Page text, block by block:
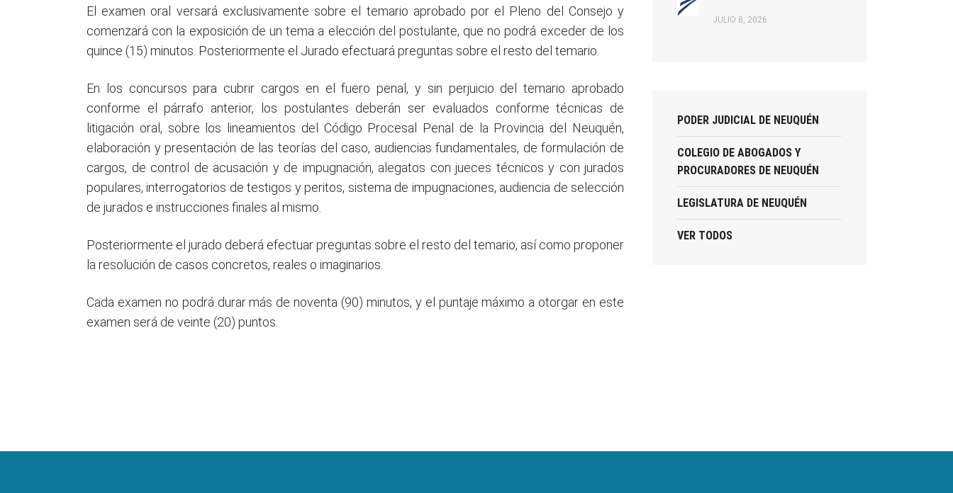
El examen oral versará exclusivamente sobre el temario aprobado por el Pleno del Consejo y
comenzará con la exposición de un tema a elección del postulante, que no podrá exceder de los
quince (15) minutos. Posteriormente el Jurado efectuará preguntas sobre el resto del temario.
En los concursos para cubrir cargos en el fuero penal, y sin perjuicio del temario aprobado
conforme el párrafo anterior, los postulantes deberán ser evaluados conforme técnicas de
litigación oral, sobre los lineamientos del Código Procesal Penal de la Provincia del Neuquén,
elaboración y presentación de las teorías del caso, audiencias fundamentales, de formulación de
cargos, de control de acusación y de impugnación, alegatos con jueces técnicos y con jurados
populares, interrogatorios de testigos y peritos, sistema de impugnaciones, audiencia de selección
de jurados e instrucciones finales al mismo.
Posteriormente el jurado deberá efectuar preguntas sobre el resto del temario, así como proponer
la resolución de casos concretos, reales o imaginarios.
Cada examen no podrá durar más de noventa (90) minutos, y el puntaje máximo a otorgar en este
examen será de veinte (20) puntos.
JULIO 8, 2026
PODER JUDICIAL DE NEUQUÉN
COLEGIO DE ABOGADOS Y
PROCURADORES DE NEUQUÉN
LEGISLATURA DE NEUQUÉN
VER TODOS